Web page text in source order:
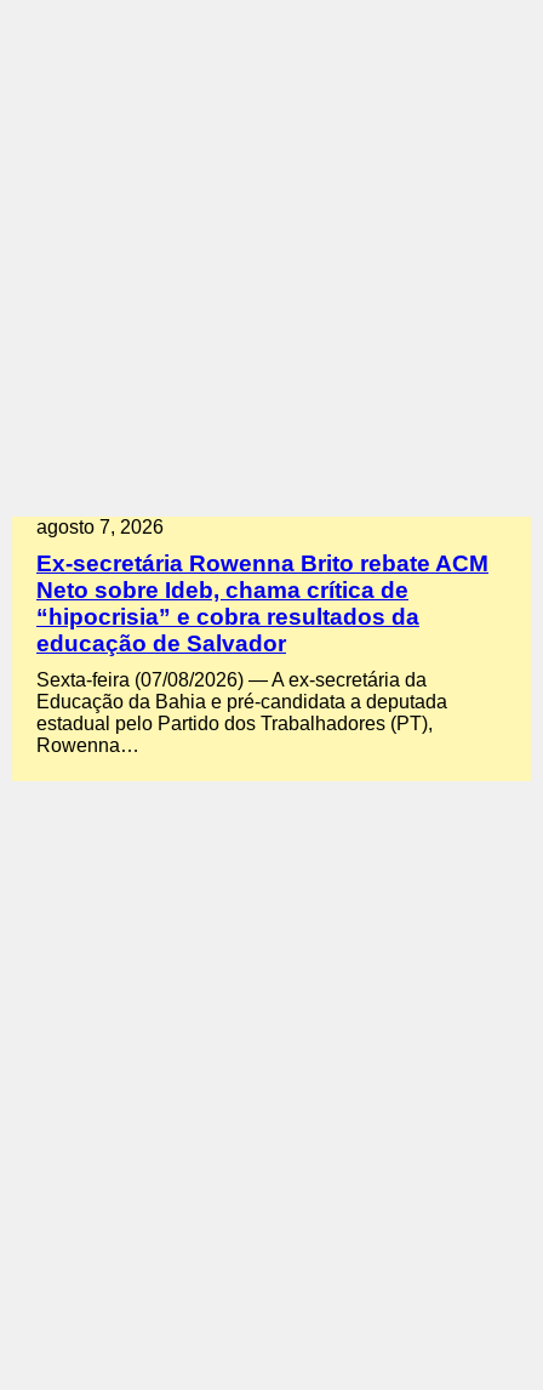
agosto 7, 2026
Ex-secretária Rowenna Brito rebate ACM
Neto sobre Ideb, chama crítica de
“hipocrisia” e cobra resultados da
educação de Salvador
Sexta-feira (07/08/2026) — A ex-secretária da
Educação da Bahia e pré-candidata a deputada
estadual pelo Partido dos Trabalhadores (PT),
Rowenna…